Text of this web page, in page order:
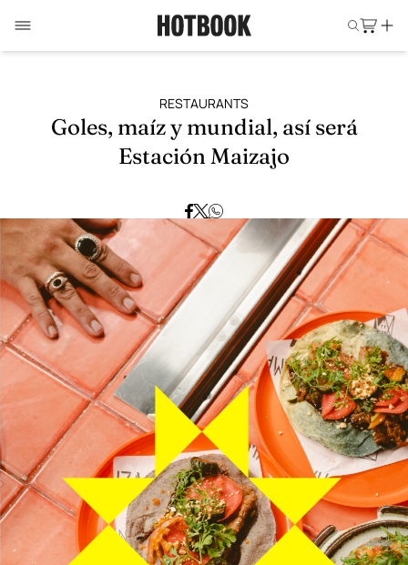
RESTAURANTS
Goles, maíz y mundial, así será
Estación Maizajo